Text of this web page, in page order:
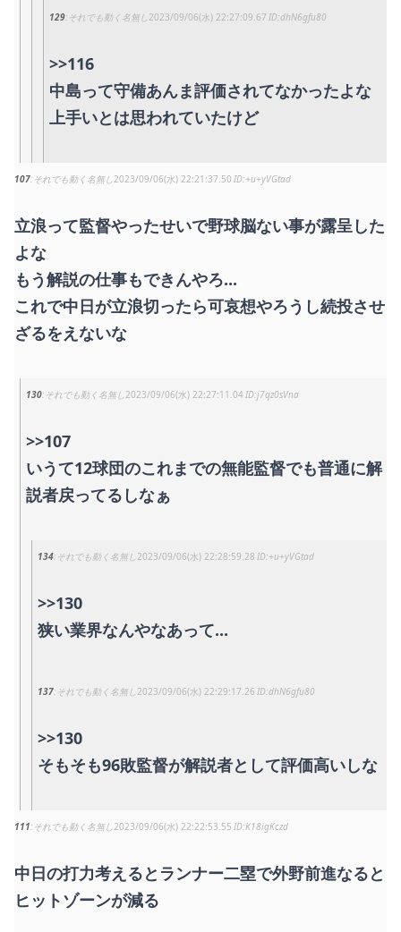
129 それでも動く名無し2023/09/06(水) 22:27:09.67 dhN6gfu80
>>116
中島って守備あんま評価されてなかったよな
上手いとは思われていたけど
107 それでも動く名無し2023/09/06(水) 22:21:37.50 +u+yVGtad
立浪って監督やったせいで野球脳ない事が露呈した
よな
もう解説の仕事もできんやろ...
これで中日が立浪切ったら可哀想やろうし続投させ
ざるをえないな
130 それでも動く名無し2023/09/06(水) 22:27:11.04 j7qz0sVna
>>107
いうて12球団のこれまでの無能監督でも普通に解
説者戻ってるしなぁ
134 それでも動く名無し2023/09/06(水) 22:28:59.28 +u+yVGtad
>>130
狭い業界なんやなあって...
137 それでも動く名無し2023/09/06(水) 22:29:17.26 dhN6gfu80
>>130
そもそも96敗監督が解説者として評価高いしな
111 それでも動く名無し2023/09/06(水) 22:22:53.55 K18igKczd
中日の打力考えるとランナー二塁で外野前進なると
ヒットゾーンが減る